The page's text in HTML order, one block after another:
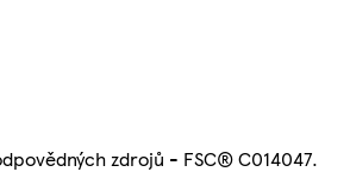
zdrojů - FSC® C014047.